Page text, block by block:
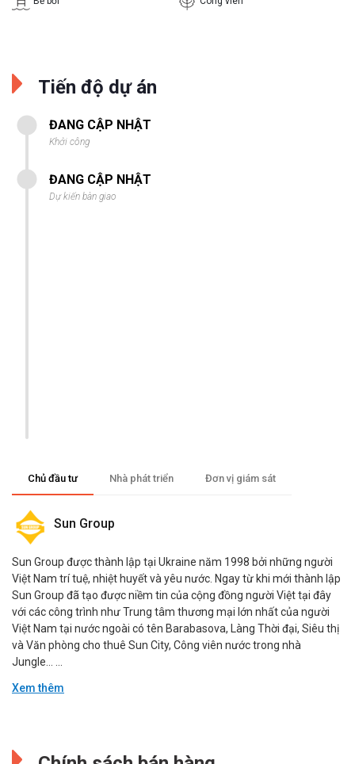
Tiến độ dự án
ĐANG CẬP NHẬT
Khởi công
ĐANG CẬP NHẬT
Dự kiến bàn giao
Chủ đầu tư Nhà phát triển Đơn vị giám sát
Sun Group
Sun Group được thành lập tại Ukraine năm 1998 bởi những người
Việt Nam trí tuệ, nhiệt huyết và yêu nước. Ngay từ khi mới thành lập
Sun Group đã tạo được niềm tin của cộng đồng người Việt tại đây
với các công trình như Trung tâm thương mại lớn nhất của người
Việt Nam tại nước ngoài có tên Barabasova, Làng Thời đại, Siêu thị
và Văn phòng cho thuê Sun City, Công viên nước trong nhà
Jungle… ...
Xem thêm